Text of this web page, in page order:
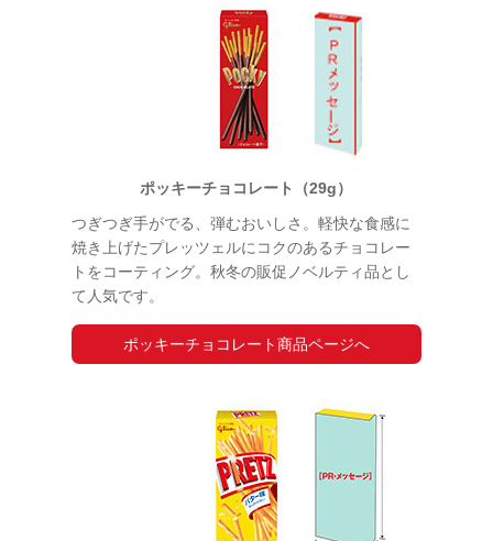
ポッキーチョコレート（29g）
つぎつぎ手がでる、弾むおいしさ。軽快な食感に
焼き上げたプレッツェルにコクのあるチョコレー
トをコーティング。秋冬の販促ノベルティ品とし
て人気です。
ポッキーチョコレート商品ページへ